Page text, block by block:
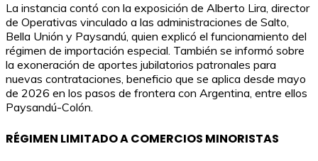
La instancia contó con la exposición de Alberto Lira, director
de Operativas vinculado a las administraciones de Salto,
Bella Unión y Paysandú, quien explicó el funcionamiento del
régimen de importación especial. También se informó sobre
la exoneración de aportes jubilatorios patronales para
nuevas contrataciones, beneficio que se aplica desde mayo
de 2026 en los pasos de frontera con Argentina, entre ellos
Paysandú-Colón.
RÉGIMEN LIMITADO A COMERCIOS MINORISTAS